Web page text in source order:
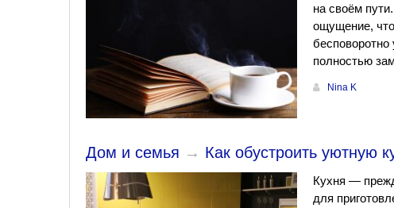
на своём
ощущение,
полностью
Nina K
Дом и семья → Как обустроить уютную
Кухня —
для